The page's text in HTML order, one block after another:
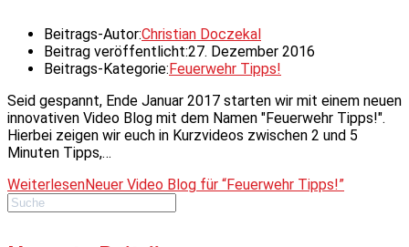
Beitrags-Autor:Christian Doczekal
Beitrag veröffentlicht:27. Dezember 2016
Beitrags-Kategorie:Feuerwehr Tipps!
Seid gespannt, Ende Januar 2017 starten wir mit einem neuen
innovativen Video Blog mit dem Namen "Feuerwehr Tipps!".
Hierbei zeigen wir euch in Kurzvideos zwischen 2 und 5
Minuten Tipps,…
WeiterlesenNeuer Video Blog für “Feuerwehr Tipps!”